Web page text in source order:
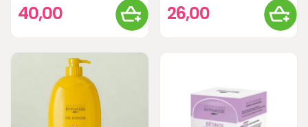
40,00 26,00